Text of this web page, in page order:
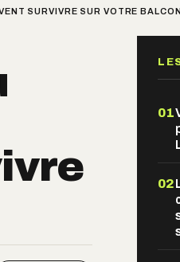
SURVIVRE SUR VOTRE
01
02